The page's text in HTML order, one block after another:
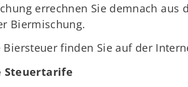
errechnen Sie demnach
Biermischung.
finden Sie auf der
Steuertarife